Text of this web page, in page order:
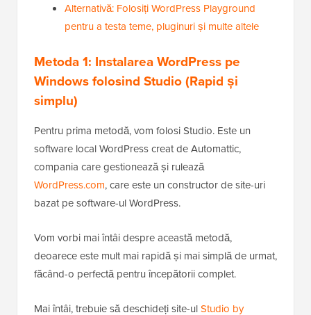
Alternativă: Folosiți WordPress Playground
pentru a testa teme, pluginuri și multe altele
Metoda 1: Instalarea WordPress pe
Windows folosind Studio (Rapid și
simplu)
Pentru prima metodă, vom folosi Studio. Este un
software local WordPress creat de Automattic,
compania care gestionează și rulează
WordPress.com, care este un constructor de site-uri
bazat pe software-ul WordPress.
Vom vorbi mai întâi despre această metodă,
deoarece este mult mai rapidă și mai simplă de urmat,
făcând-o perfectă pentru începătorii complet.
Mai întâi, trebuie să deschideți site-ulStudio by